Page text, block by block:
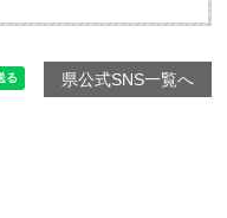
県公式SNS一覧へ